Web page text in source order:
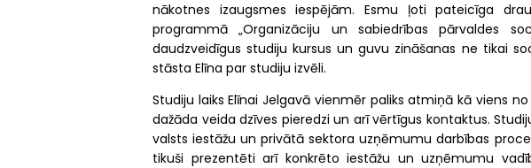
nākotnes izaugsmes iespējām. Esmu ļoti pateicīga
programmā „Organizāciju un sabiedrības pārvaldes
daudzveidīgus studiju kursus un guvu zināšanas ne tikai
stāsta Elīna par studiju izvēli.
Studiju laiks Elīnai Jelgavā vienmēr paliks atmiņā kā viens
dažāda veida dzīves pieredzi un arī vērtīgus kontaktus.
valsts iestāžu un privātā sektora uzņēmumu darbības
tikuši prezentēti arī konkrēto iestāžu un uzņēmumu